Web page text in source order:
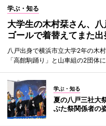
学ぶ・知る
大学生の木村栞さん、
ゴールで着替えてまた出
八戸出身で横浜市立大学2年の木
「高館駒踊り」と山車組の2団体に
学ぶ・知る
夏の八戸三社大
ぶた祭関係者の